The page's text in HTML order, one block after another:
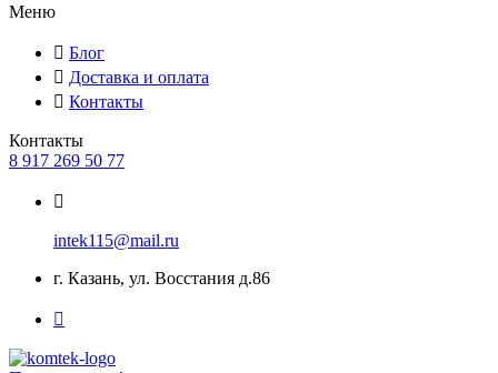
Меню
Блог
Доставка и оплата
Контакты
Контакты
8 917 269 50 77
intek115@mail.ru
г. Казань, ул. Восстания д.86